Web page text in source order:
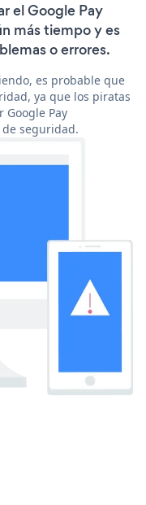
el Google Pay
más tiempo y es
o errores.
es probable que
ya que los piratas
Pay
seguridad.